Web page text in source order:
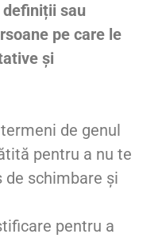
definiții sau
pe care le
și
de genul
pentru a nu te
de schimbare și
pentru a